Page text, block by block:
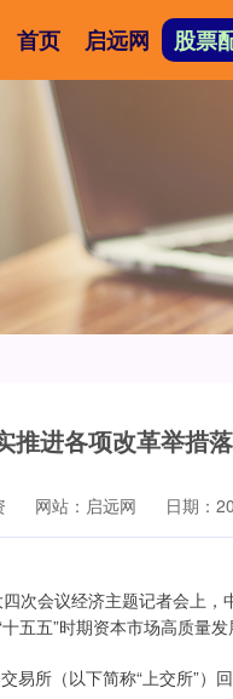
首页 启远网 股票
推进各项改革举措
网站：启远网 日期：
会议经济主题记者会上，
五五”时期资本市场高质量发
所（以下简称“上交所”）回